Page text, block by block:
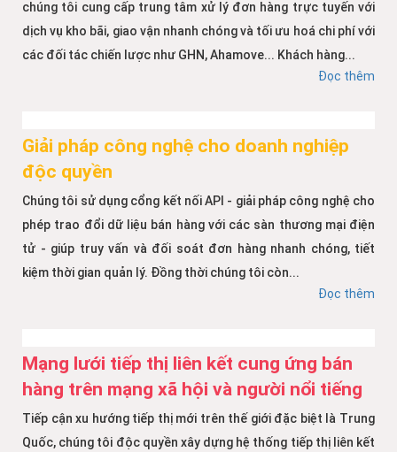
chúng tôi cung cấp trung tâm xử lý đơn hàng trực tuyến với
dịch vụ kho bãi, giao vận nhanh chóng và tối ưu hoá chi phí với
các đối tác chiến lược như GHN, Ahamove... Khách hàng...
Đọc thêm
Giải pháp công nghệ cho doanh nghiệp
độc quyền
Chúng tôi sử dụng cổng kết nối API - giải pháp công nghệ cho
phép trao đổi dữ liệu bán hàng với các sàn thương mại điện
tử - giúp truy vấn và đối soát đơn hàng nhanh chóng, tiết
kiệm thời gian quản lý. Đồng thời chúng tôi còn...
Đọc thêm
Mạng lưới tiếp thị liên kết cung ứng bán
hàng trên mạng xã hội và người nổi tiếng
Tiếp cận xu hướng tiếp thị mới trên thế giới đặc biệt là Trung
Quốc, chúng tôi độc quyền xây dựng hệ thống tiếp thị liên kết